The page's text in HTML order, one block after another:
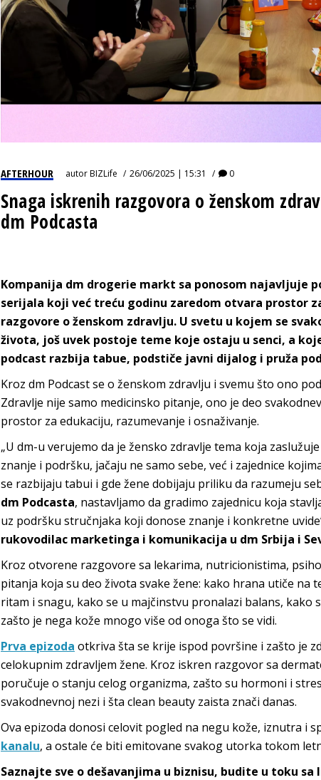
AFTERHOUR autorBIZLife 26/06/2025 | 15:31 0
Snaga iskrenih razgovora o ženskom
dm Podcasta
Kompanija dm drogerie markt sa ponosom najavljuje
serijala koji već treću godinu zaredom otvara prostor
razgovore o ženskom zdravlju. U svetu u kojem se
života, još uvek postoje teme koje ostaju u senci, a
podcast razbija tabue, podstiče javni dijalog i pruža
Kroz dm Podcast se o ženskom zdravlju i svemu što ono
Zdravlje nije samo medicinsko pitanje, ono je deo
prostor za edukaciju, razumevanje i osnaživanje.
„U dm-u verujemo da je žensko zdravlje tema koja
znanje i podršku, jačaju ne samo sebe, već i zajednice
se razbijaju tabui i gde žene dobijaju priliku da razumeju
dm Podcasta, nastavljamo da gradimo zajednicu koja
uz podršku stručnjaka koji donose znanje i konkretne
rukovodilac marketinga i komunikacija u dm Srbija i
Kroz otvorene razgovore sa lekarima, nutricionistima,
pitanja koja su deo života svake žene: kako hrana utiče na
ritam i snagu, kako se u majčinstvu pronalazi balans, kako
zašto je nega kože mnogo više od onoga što se vidi.
Prva epizoda otkriva šta se krije ispod površine i zašto je
celokupnim zdravljem žene. Kroz iskren razgovor sa
poručuje o stanju celog organizma, zašto su hormoni i
svakodnevnoj nezi i šta clean beauty zaista znači danas.
Ova epizoda donosi celovit pogled na negu kože, iznutra i
kanalu, a ostale će biti emitovane svakog utorka tokom
Saznajte sve o dešavanjima u biznisu, budite u toku